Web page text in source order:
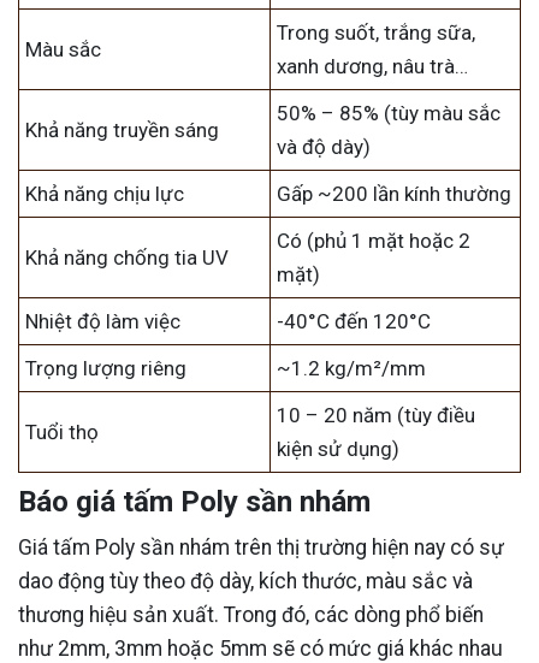
Màu sắc
Trong suốt, trắng sữa,
xanh dương, nâu trà…
Khả năng truyền sáng
50% – 85% (tùy màu sắc
và độ dày)
Khả năng chịu lực
Gấp ~200 lần kính thường
Khả năng chống tia UV
Có (phủ 1 mặt hoặc 2
mặt)
Nhiệt độ làm việc
-40°C đến 120°C
Trọng lượng riêng
~1.2 kg/m²/mm
Tuổi thọ
10 – 20 năm (tùy điều
kiện sử dụng)
Báo giá tấm Poly sần nhám
Giá tấm Poly sần nhám trên thị trường hiện nay có sự
dao động tùy theo độ dày, kích thước, màu sắc và
thương hiệu sản xuất. Trong đó, các dòng phổ biến
như 2mm, 3mm hoặc 5mm sẽ có mức giá khác nhau